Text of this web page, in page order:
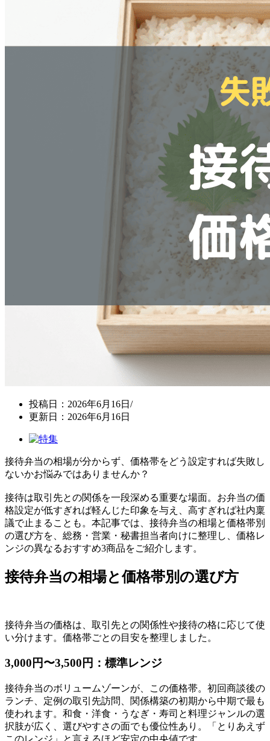
投稿日：2026年6月16日/
更新日：2026年6月16日
接待弁当の相場が分からず、価格帯をどう設定すれば失敗し
ないかお悩みではありませんか？
接待は取引先との関係を一段深める重要な場面。お弁当の価
格設定が低すぎれば軽んじた印象を与え、高すぎれば社内稟
議で止まることも。本記事では、接待弁当の相場と価格帯別
の選び方を、総務・営業・秘書担当者向けに整理し、価格レ
ンジの異なるおすすめ3商品をご紹介します。
接待弁当の相場と価格帯別の選び方
接待弁当の価格は、取引先との関係性や接待の格に応じて使
い分けます。価格帯ごとの目安を整理しました。
3,000円〜3,500円：標準レンジ
接待弁当のボリュームゾーンが、この価格帯。初回商談後の
ランチ、定例の取引先訪問、関係構築の初期から中期で最も
使われます。和食・洋食・うなぎ・寿司と料理ジャンルの選
択肢が広く、選びやすさの面でも優位性あり。「とりあえず